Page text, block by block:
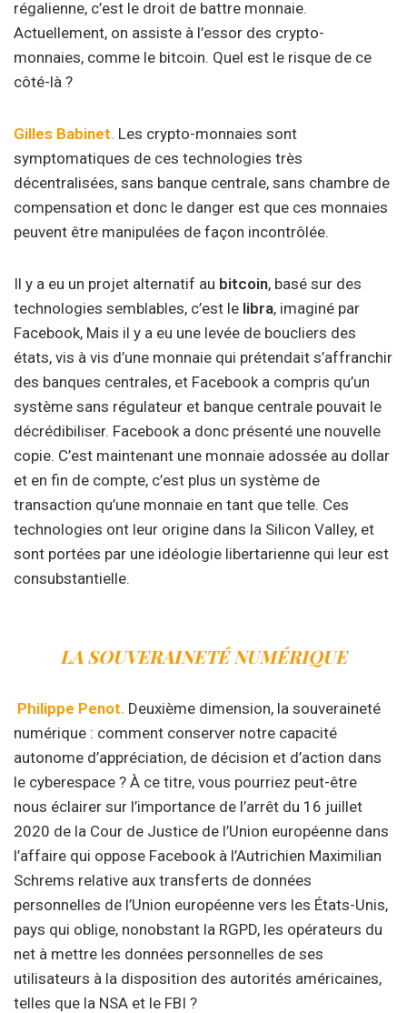
régalienne, c’est le droit de battre monnaie.
Actuellement, on assiste à l’essor des crypto-
monnaies, comme le bitcoin. Quel est le risque de ce
côté-là ?
Gilles Babinet. Les crypto-monnaies sont
symptomatiques de ces technologies très
décentralisées, sans banque centrale, sans chambre de
compensation et donc le danger est que ces monnaies
peuvent être manipulées de façon incontrôlée.
Il y a eu un projet alternatif au bitcoin, basé sur des
technologies semblables, c’est le libra, imaginé par
Facebook, Mais il y a eu une levée de boucliers des
états, vis à vis d’une monnaie qui prétendait s’affranchir
des banques centrales, et Facebook a compris qu’un
système sans régulateur et banque centrale pouvait le
décrédibiliser. Facebook a donc présenté une nouvelle
copie. C’est maintenant une monnaie adossée au dollar
et en fin de compte, c’est plus un système de
transaction qu’une monnaie en tant que telle. Ces
technologies ont leur origine dans la Silicon Valley, et
sont portées par une idéologie libertarienne qui leur est
consubstantielle.
LA SOUVERAINETÉ NUMÉRIQUE
Philippe Penot. Deuxième dimension, la souveraineté
numérique : comment conserver notre capacité
autonome d’appréciation, de décision et d’action dans
le cyberespace ? À ce titre, vous pourriez peut-être
nous éclairer sur l’importance de l’arrêt du 16 juillet
2020 de la Cour de Justice de l’Union européenne dans
l’affaire qui oppose Facebook à l’Autrichien Maximilian
Schrems relative aux transferts de données
personnelles de l’Union européenne vers les États-Unis,
pays qui oblige, nonobstant la RGPD, les opérateurs du
net à mettre les données personnelles de ses
utilisateurs à la disposition des autorités américaines,
telles que la NSA et le FBI ?